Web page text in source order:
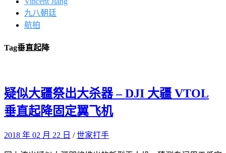
九八朝廷
航拍
Tag垂直起降
疑似大疆祭出大杀器 – DJI 大疆 VTOL
垂直起降固定翼飞机
2018 年 02 月 22 日 /世家打手